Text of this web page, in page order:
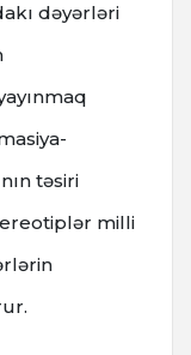
dəyərləri
təsiri
milli